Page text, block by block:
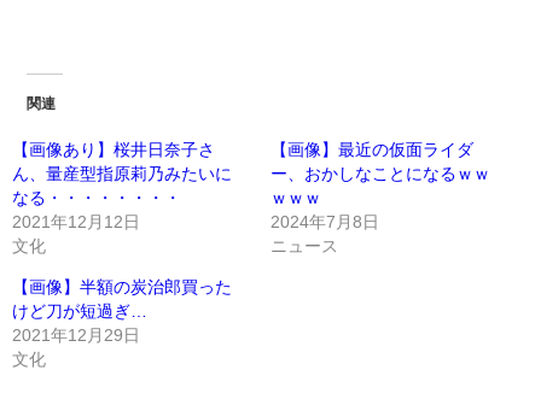
関連
【画像あり】桜井日奈子さ
ん、量産型指原莉乃みたいに
なる・・・・・・・・
2021年12月12日
文化
【画像】最近の仮面ライダ
ー、おかしなことになるｗｗ
ｗｗｗ
2024年7月8日
ニュース
【画像】半額の炭治郎買った
けど刀が短過ぎ…
2021年12月29日
文化